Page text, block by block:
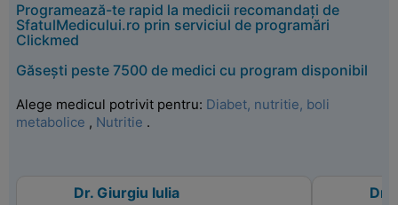
Programează-te rapid la medicii recomandați de
SfatulMedicului.ro prin serviciul de programări
Clickmed
Găsești peste 7500 de medici cu program disponibil
Alege medicul potrivit pentru: Diabet, nutritie, boli
metabolice , Nutritie .
Dr. Giurgiu Iulia Dr.